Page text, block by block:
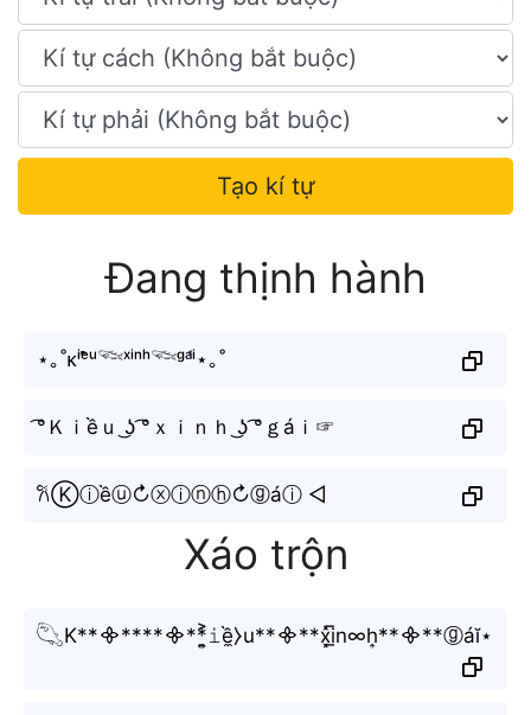
Tạo kí tự
Đang thịnh hành
⋆｡˚ᴋⁱᵉ̂̀ᵘ𓆝ˣⁱⁿʰ𓆝ᵍᵃ́ⁱ⋆｡˚
͡°Ｋｉềｕ ͜ʖ ͡°ｘｉｎｈ ͜ʖ ͡°ｇáｉ☞
𐙚Ⓚⓘềⓤ↻ⓧⓘⓝⓗ↻ⓖáⓘ ◁
Xáo trộn
𓆡K**᯽****᯽**͎͍͐𝚒ề̼⧽u**᯽**x͓̽i̲̅n∞h͎**᯽**ⓖáĭ⋆